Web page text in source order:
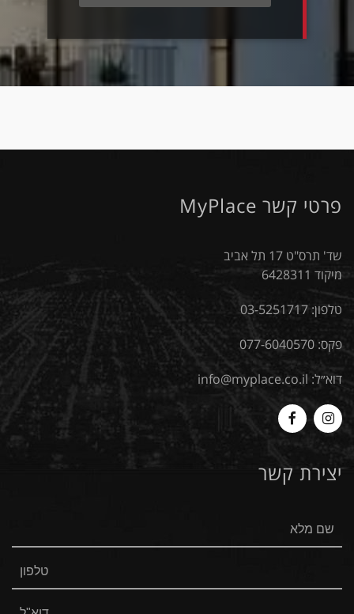
פרטי קשר MyPlace
שד' תרס"ט 17 תל אביב
מיקוד 6428311
טלפון: 03-5251717
פקס: 077-6040570
דוא״ל: info@myplace.co.il
Myplace
-
Instagram
MyPlace
Facebook
יצירת קשר